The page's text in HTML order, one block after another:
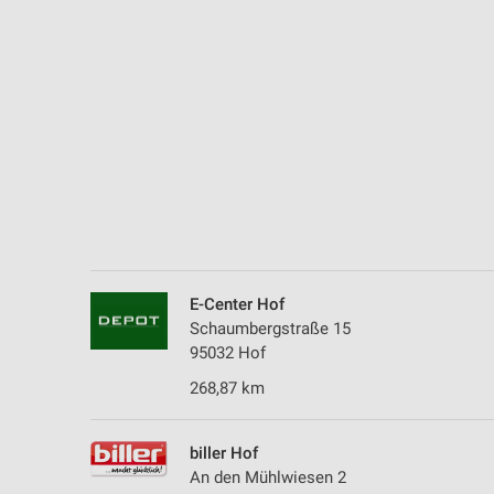
E-Center Hof
Schaumbergstraße 15
95032 Hof
268,87 km
biller Hof
An den Mühlwiesen 2
Nicht-IAB-Verarbeitungszwecke:
Notwendig
Funktional